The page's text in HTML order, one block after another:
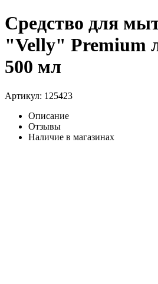
Средство для
"Velly" Premium
500 мл
Артикул: 125423
Описание
Отзывы
Наличие в магазинах